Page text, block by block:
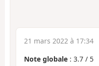
21 mars 2022 à 17:34
Note globale : 3.7 / 5